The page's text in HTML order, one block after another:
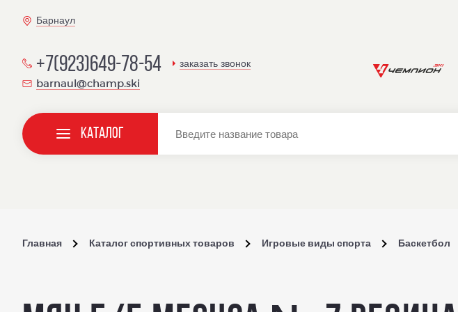
Барнаул
+7(923)649-78-54 заказать звонок
barnaul@champ.ski
Каталог
Главная Каталог спортивных товаров Игровые виды спорта Баскетбол